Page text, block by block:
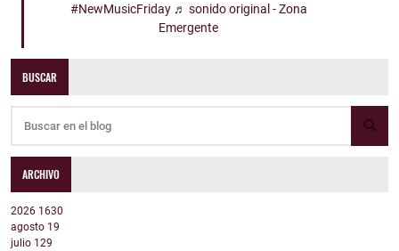
#NewMusicFriday ♬ sonido original - Zona
Emergente
BUSCAR
ARCHIVO
2026 1630
agosto 19
julio 129